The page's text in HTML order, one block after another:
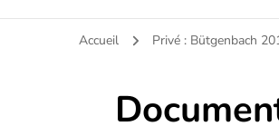
Accueil Privé : Bütgenbach